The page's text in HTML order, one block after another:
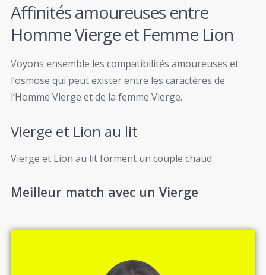
Affinités amoureuses entre
Homme Vierge et Femme Lion
Voyons ensemble les compatibilités amoureuses et
l’osmose qui peut exister entre les caractères de
l’Homme Vierge et de la femme Vierge.
Vierge et Lion au lit
Vierge et Lion au lit forment un couple chaud.
Meilleur match avec un Vierge